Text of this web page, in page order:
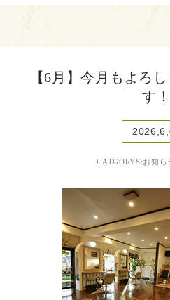
【6月】今月もよろ
す！
CATGORYS:お知ら